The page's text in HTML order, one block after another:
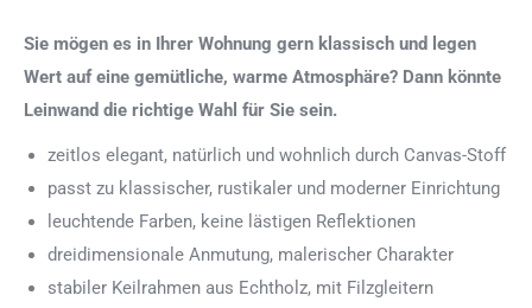
Sie mögen es in Ihrer Wohnung gern klassisch und legen
Wert auf eine gemütliche, warme Atmosphäre? Dann könnte
Leinwand die richtige Wahl für Sie sein.
zeitlos elegant, natürlich und wohnlich durch Canvas-Stoff
passt zu klassischer, rustikaler und moderner Einrichtung
leuchtende Farben, keine lästigen Reflektionen
dreidimensionale Anmutung, malerischer Charakter
stabiler Keilrahmen aus Echtholz, mit Filzgleitern